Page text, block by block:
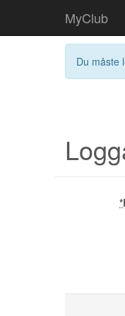
MyClub
Du måste
*